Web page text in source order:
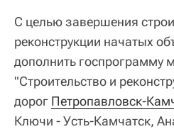
С целью завершения
реконструкции начатых
дополнить госпрограмму
"Строительство и
дорог Петропавловск-
Ключи - Усть-Камчатск,